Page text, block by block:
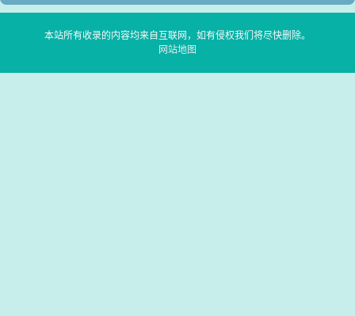
本站所有收录的内容均来自互联网，如有侵权我们将尽快删除。
网站地图